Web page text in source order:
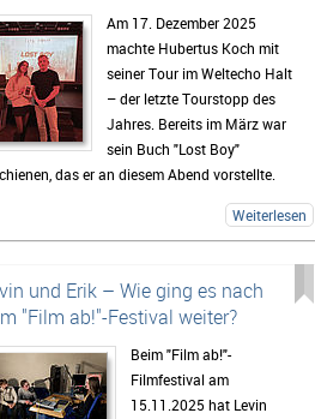
Am 17. Dezember 2025
machte Hubertus Koch mit
seiner Tour im Weltecho Halt
– der letzte Tourstopp des
Jahres. Bereits im März war
sein Buch "Lost Boy"
das er an diesem Abend vorstellte.
Weise, schwere und
Sucht und Konsens mit Humor,
und lebendiger Publikumsinteraktion
wider, was auch sein Buch ausmacht:
Ehrlichkeit, Authentizität und eine
Portion Unterhaltungswert.
Weiterlesen
und Erik – Wie ging es nach
"Film ab!"-Festival weiter?
Beim "Film ab!"-
Filmfestival am
15.11.2025 hat Levin